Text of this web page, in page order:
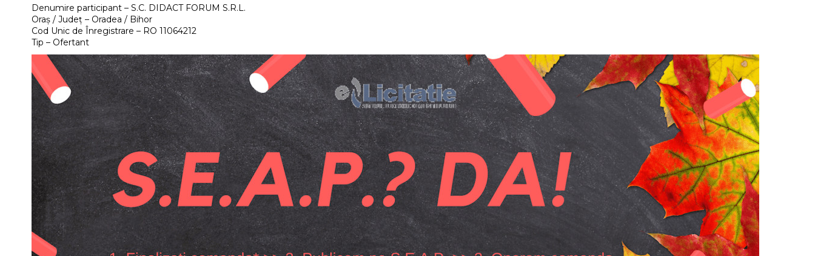
Denumire participant – S.C. DIDACT FORUM S.R.L.
Oraș / Județ – Oradea / Bihor
Cod Unic de Înregistrare – RO 11064212
Tip – Ofertant